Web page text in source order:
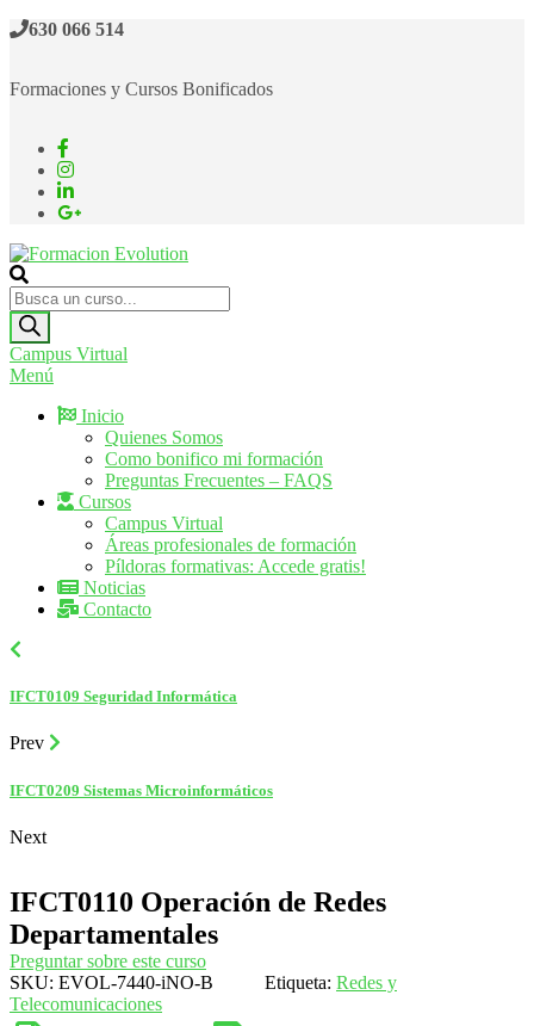
Saltar630 066 514
Formaciones y Cursos Bonificados
Formacion Evolution
Cursos de formación continua
Búsqueda
de
productos
Campus Virtual
Menú
Inicio
Quienes Somos
Como bonifico mi formación
Preguntas Frecuentes – FAQS
Cursos
Campus Virtual
Áreas profesionales de formación
Píldoras formativas: Accede gratis!
Noticias
Contacto
IFCT0109 Seguridad Informática
Prev
IFCT0209 Sistemas Microinformáticos
Next
IFCT0110 Operación de Redes
Departamentales
Preguntar sobre este curso
SKU: EVOL-7440-iNO-B Etiqueta: Redes y
Telecomunicaciones